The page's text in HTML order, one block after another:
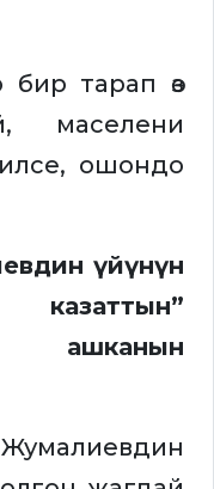
тарап өз
маселени
ошондо
үйүнүн